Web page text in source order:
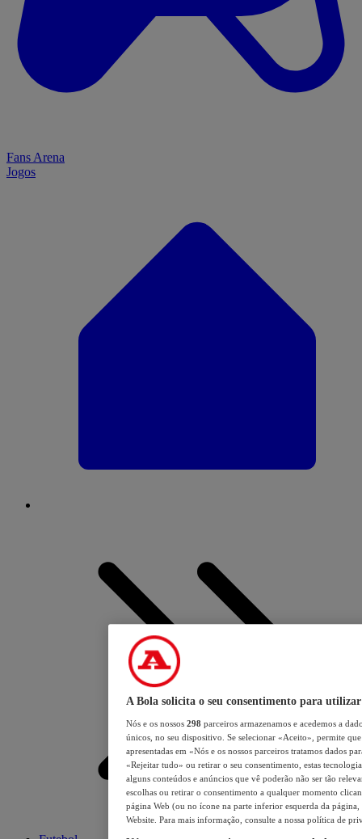
Fans Arena
Jogos
A Bola solicita o seu consentimento para utilizar
Nós e os nossos 298 parceiros armazenamos e acedemos a
únicos, no seu dispositivo. Se selecionar «Aceito», permite
apresentadas em «Nós e os nossos parceiros tratamos dados
«Rejeitar tudo» ou retirar o seu consentimento, estas
alguns conteúdos e anúncios que vê poderão não ser tão
escolhas ou retirar o consentimento a qualquer momento
página Web (ou no ícone na parte inferior esquerda da página,
Website. Para mais informação, consulte a nossa política de